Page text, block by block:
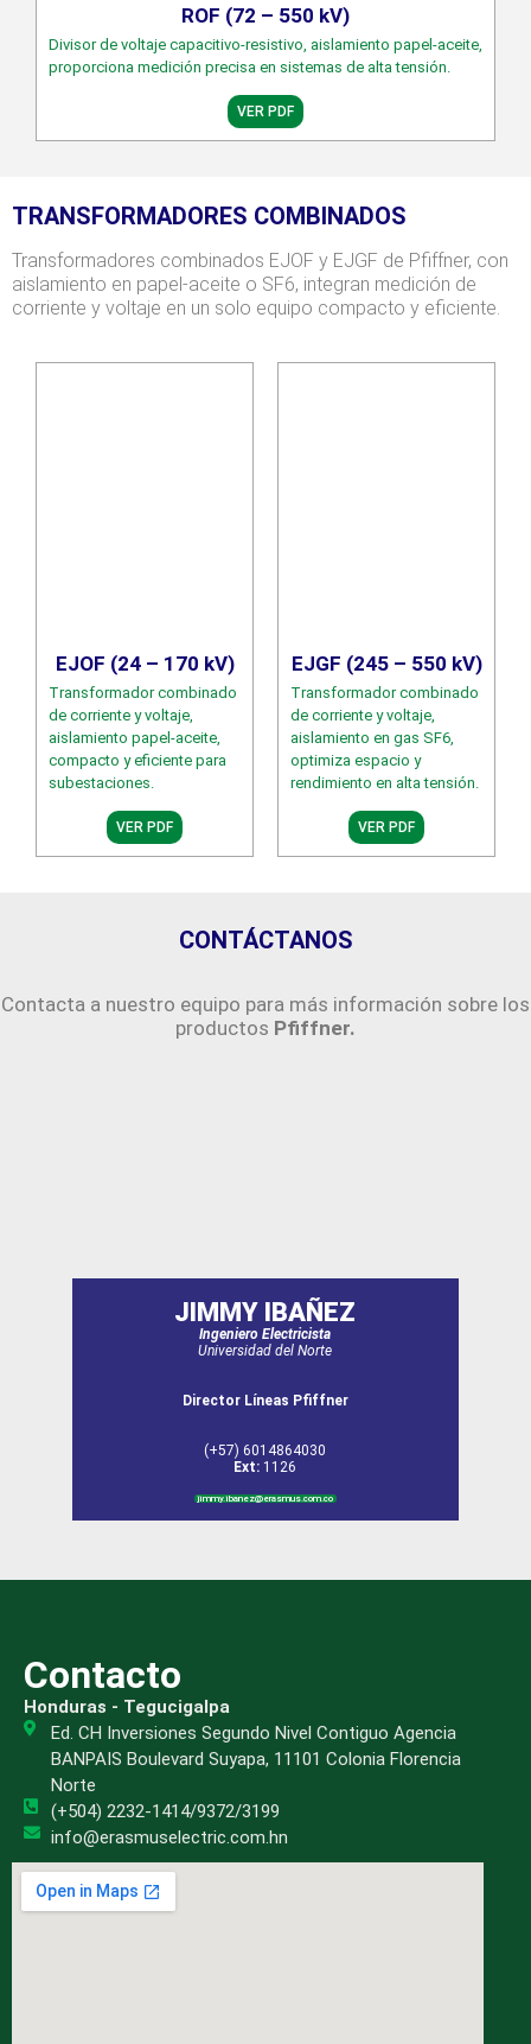
ROF (72 – 550 kV)
Divisor de voltaje capacitivo-resistivo, aislamiento papel-aceite,
proporciona medición precisa en sistemas de alta tensión.
VER PDF
TRANSFORMADORES COMBINADOS
Transformadores combinados EJOF y EJGF de Pfiffner, con
aislamiento en papel-aceite o SF6, integran medición de
corriente y voltaje en un solo equipo compacto y eficiente.
EJOF (24 – 170 kV)
Transformador combinado
de corriente y voltaje,
aislamiento papel-aceite,
compacto y eficiente para
subestaciones.
VER PDF
EJGF (245 – 550 kV)
Transformador combinado
de corriente y voltaje,
aislamiento en gas SF6,
optimiza espacio y
rendimiento en alta tensión.
VER PDF
CONTÁCTANOS
Contacta a nuestro equipo para más información sobre los
productos Pfiffner.
JIMMY IBAÑEZ
Ingeniero Electricista
Universidad del Norte
Director Líneas Pfiffner
(+57) 6014864030
Ext: 1126
jimmy.ibanez@erasmus.com.co
Contacto
Honduras - Tegucigalpa
Ed. CH Inversiones Segundo Nivel Contiguo Agencia
BANPAIS Boulevard Suyapa, 11101 Colonia Florencia
Norte
(+504) 2232-1414/9372/3199
info@erasmuselectric.com.hn